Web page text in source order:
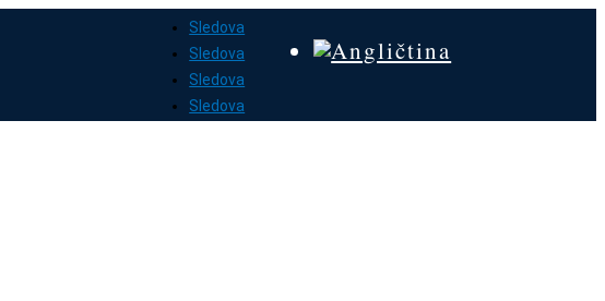
Sledova
Sledova
Sledova
Sledova